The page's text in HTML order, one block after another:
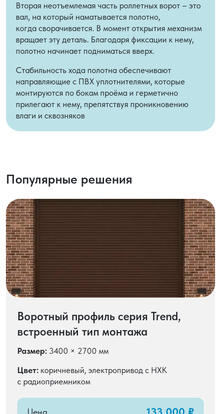
Вторая неотъемлемая часть роллетных ворот – это
вал, на который наматывается полотно,
когда сворачивается. В момент открытия механизм
вращает эту деталь. Благодаря фиксации к нему,
полотно начинает подниматься вверх.
Стабильность хода полотна обеспечивают
направляющие с ПВХ уплотнителями, которые
монтируются по бокам проёма и герметично
прилегают к нему, препятствуя проникновению
влаги и сквозняков
Популярные решения
Воротный профиль серия Trend,
встроенный тип монтажа
Размер:3400 × 2700 мм
Цвет:коричневый, электропривод с НХК
с радиоприемником